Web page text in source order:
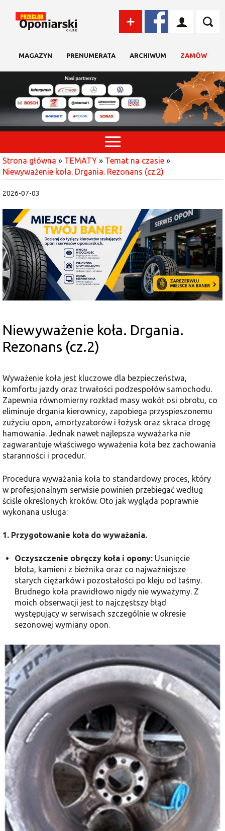
MAGAZYN PRENUMERATA ARCHIWUM ZAMÓW
Strona główna » TEMATY » Temat na czasie »
Niewyważenie koła. Drgania. Rezonans (cz.2)
2026-07-03
Niewyważenie koła. Drgania.
Rezonans (cz.2)
Wyważenie koła jest kluczowe dla bezpieczeństwa,
komfortu jazdy oraz trwałości podzespołów samochodu.
Zapewnia równomierny rozkład masy wokół osi obrotu, co
eliminuje drgania kierownicy, zapobiega przyspieszonemu
zużyciu opon, amortyzatorów i łożysk oraz skraca drogę
hamowania. Jednak nawet najlepsza wyważarka nie
zagwarantuje właściwego wyważenia koła bez zachowania
staranności i procedur.
Procedura wyważania koła to standardowy proces, który
w profesjonalnym serwisie powinien przebiegać według
ściśle określonych kroków. Oto jak wygląda poprawnie
wykonana usługa:
1. Przygotowanie koła do wyważania.
Oczyszczenie obręczy koła i opony: Usunięcie
błota, kamieni z bieżnika oraz co najważniejsze
starych ciężarków i pozostałości po kleju od taśmy.
Brudnego koła prawidłowo nigdy nie wyważymy. Z
moich obserwacji jest to najczęstszy błąd
występujący w serwisach szczególnie w okresie
sezonowej wymiany opon.